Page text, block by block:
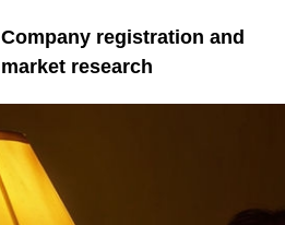
Company registration and
market research